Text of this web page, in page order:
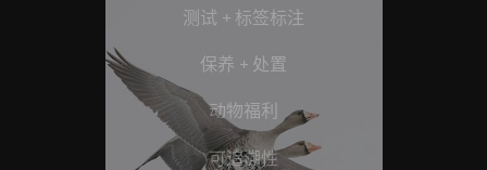
测试 + 标签标注
保养 + 处置
动物福利
可追溯性